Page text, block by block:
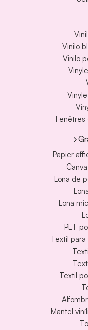
Vinilo
Vinilo
Papier
Lona de
Lona
PET
Textil
Textil
Mantel